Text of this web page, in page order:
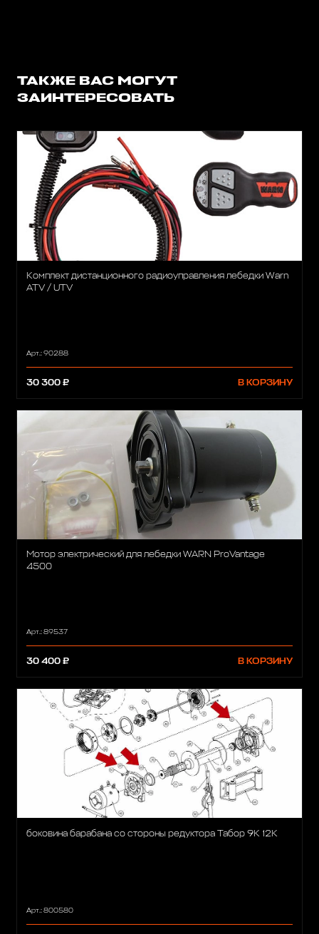
ТАКЖЕ ВАС МОГУТ
ЗАИНТЕРЕСОВАТЬ
Комплект дистанционного радиоуправления лебедки Warn
ATV / UTV
Арт.: 90288
30 300 ₽ В КОРЗИНУ
Мотор электрический для лебедки WARN ProVantage
4500
Арт.: 89537
30 400 ₽ В КОРЗИНУ
боковина барабана со стороны редуктора Табор 9К 12К
Арт.: 800580